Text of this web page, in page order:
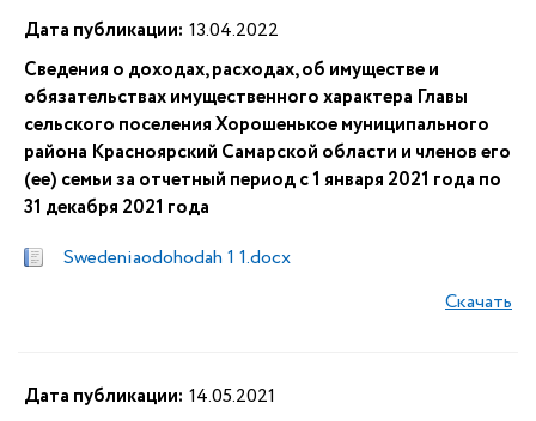
Дата публикации: 13.04.2022
Сведения о доходах, расходах, об имуществе и
обязательствах имущественного характера Главы
сельского поселения Хорошенькое муниципального
района Красноярский Самарской области и членов его
(ее) семьи за отчетный период с 1 января 2021 года по
31 декабря 2021 года
Swedeniaodohodah 1 1.docx
Скачать
Дата публикации: 14.05.2021